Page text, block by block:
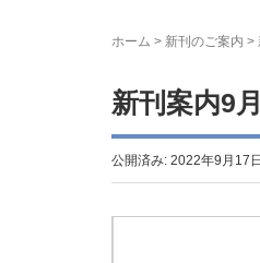
ホーム > 新刊のご案内 >
新刊案内9
公開済み: 2022年9月17日